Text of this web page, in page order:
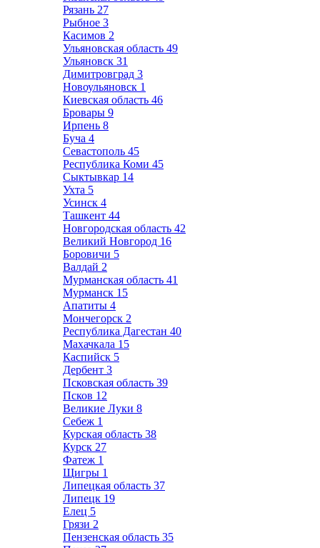
Рязань 27
Рыбное 3
Касимов 2
Ульяновская область 49
Ульяновск 31
Димитровград 3
Новоульяновск 1
Киевская область 46
Бровары 9
Ирпень 8
Буча 4
Севастополь 45
Республика Коми 45
Сыктывкар 14
Ухта 5
Усинск 4
Ташкент 44
Новгородская область 42
Великий Новгород 16
Боровичи 5
Валдай 2
Мурманская область 41
Мурманск 15
Апатиты 4
Мончегорск 2
Республика Дагестан 40
Махачкала 15
Каспийск 5
Дербент 3
Псковская область 39
Псков 12
Великие Луки 8
Себеж 1
Курская область 38
Курск 27
Фатеж 1
Щигры 1
Липецкая область 37
Липецк 19
Елец 5
Грязи 2
Пензенская область 35